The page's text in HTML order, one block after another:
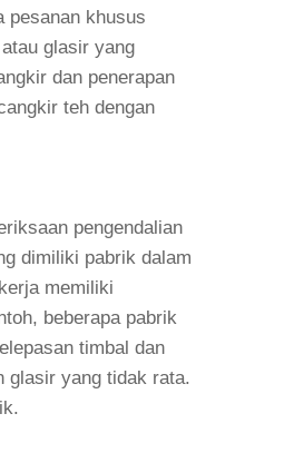
pesanan khusus
glasir yang
dan penerapan
teh dengan
pengendalian
dimiliki pabrik dalam
memiliki
beberapa pabrik
timbal dan
glasir yang tidak rata.